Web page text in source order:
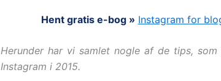
Hent gratis e-bog » Instagram for
Herunder har vi samlet nogle af de tips,
Instagram i 2015.